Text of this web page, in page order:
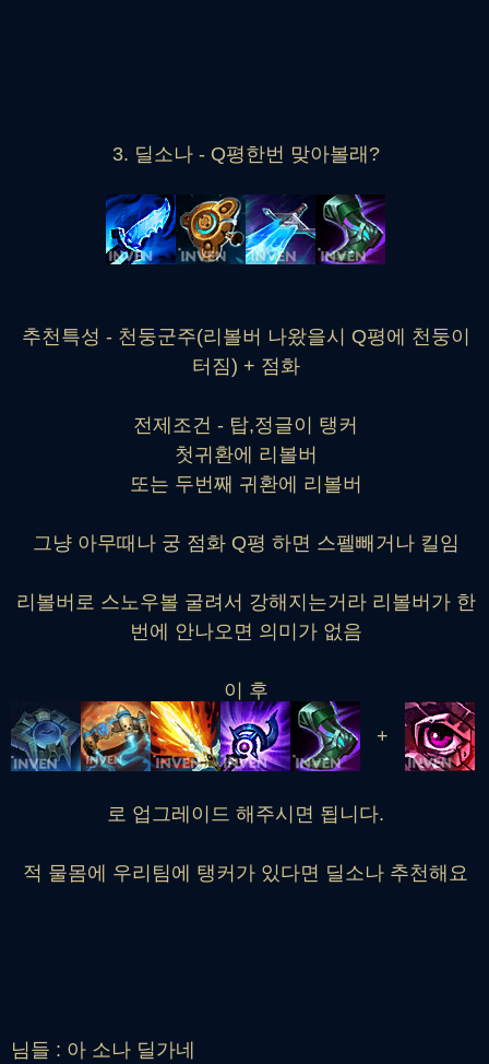
3. 딜소나 - Q평한번 맞아볼래?
추천특성 - 천둥군주(리볼버 나왔을시 Q평에 천둥이
터짐) + 점화
전제조건 - 탑,정글이 탱커
첫귀환에 리볼버
또는 두번째 귀환에 리볼버
그냥 아무때나 궁 점화 Q평 하면 스펠빼거나 킬임
리볼버로 스노우볼 굴려서 강해지는거라 리볼버가 한
번에 안나오면 의미가 없음
이 후
+
로 업그레이드 해주시면 됩니다.
적 물몸에 우리팀에 탱커가 있다면 딜소나 추천해요
님들 : 아 소나 딜가네